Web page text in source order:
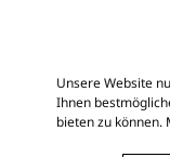
Unsere Website
Ihnen
bieten zu können.